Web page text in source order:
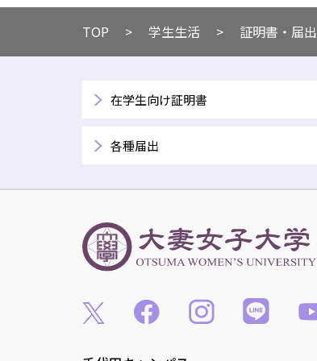
TOP ​​学生生活 ​証明書・届出
在学生向け証明書
各種届出